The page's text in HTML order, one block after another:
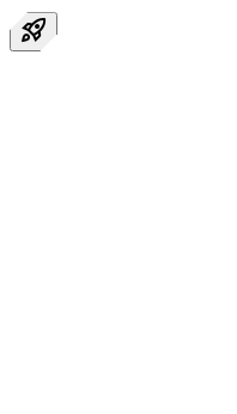
rocket_launch